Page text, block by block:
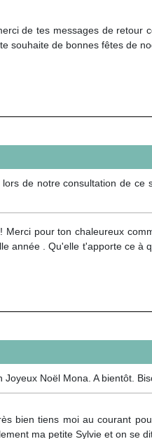
de tes messages de retour
souhaite de bonnes fêtes de
de notre consultation de
Merci pour ton chaleureux
année . Qu'elle t'apporte ce à
Noël Mona. A bientôt.
bien tiens moi au courant
ma petite Sylvie et on se